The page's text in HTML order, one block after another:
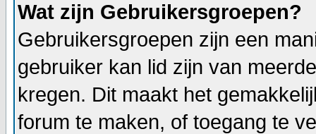
Wat zijn Gebruikersgroepen?
Gebruikersgroepen zijn een
gebruiker kan lid zijn van
kregen. Dit maakt het
forum te maken, of toegang te